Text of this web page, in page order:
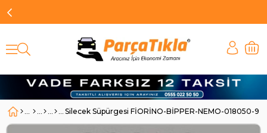
Silecek Süpürgesi FİORİNO-BİPPER-NEMO-018050-